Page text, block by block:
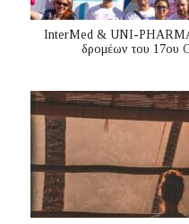
InterMed & UNI-PHARMA
δρομέων του 17ου